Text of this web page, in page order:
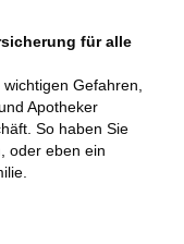
für alle
Gefahren,
Apotheker
So haben Sie
oder eben ein